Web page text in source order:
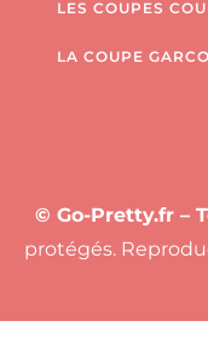
LES COUPES
LA COUPE
© Go-Pretty.fr –
protégés.